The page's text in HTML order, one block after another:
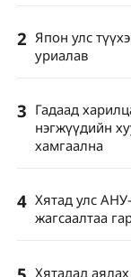
2 Япон улс
уриалав
3 Гадаад
нэгжүүдийн
хамгаална
4 Хятад улс
жагсаалтаа
Хятадад